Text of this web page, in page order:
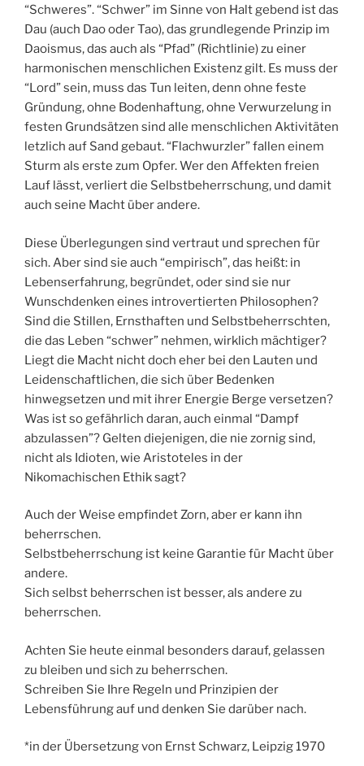
“Schweres”. “Schwer” im Sinne von Halt gebend ist das
Dau (auch Dao oder Tao), das grundlegende Prinzip im
Daoismus, das auch als “Pfad” (Richtlinie) zu einer
harmonischen menschlichen Existenz gilt. Es muss der
“Lord” sein, muss das Tun leiten, denn ohne feste
Gründung, ohne Bodenhaftung, ohne Verwurzelung in
festen Grundsätzen sind alle menschlichen Aktivitäten
letzlich auf Sand gebaut. “Flachwurzler” fallen einem
Sturm als erste zum Opfer. Wer den Affekten freien
Lauf lässt, verliert die Selbstbeherrschung, und damit
auch seine Macht über andere.
Diese Überlegungen sind vertraut und sprechen für
sich. Aber sind sie auch “empirisch”, das heißt: in
Lebenserfahrung, begründet, oder sind sie nur
Wunschdenken eines introvertierten Philosophen?
Sind die Stillen, Ernsthaften und Selbstbeherrschten,
die das Leben “schwer” nehmen, wirklich mächtiger?
Liegt die Macht nicht doch eher bei den Lauten und
Leidenschaftlichen, die sich über Bedenken
hinwegsetzen und mit ihrer Energie Berge versetzen?
Was ist so gefährlich daran, auch einmal “Dampf
abzulassen”? Gelten diejenigen, die nie zornig sind,
nicht als Idioten, wie Aristoteles in der
Nikomachischen Ethik sagt?
Auch der Weise empfindet Zorn, aber er kann ihn
beherrschen.
Selbstbeherrschung ist keine Garantie für Macht über
andere.
Sich selbst beherrschen ist besser, als andere zu
beherrschen.
Achten Sie heute einmal besonders darauf, gelassen
zu bleiben und sich zu beherrschen.
Schreiben Sie Ihre Regeln und Prinzipien der
Lebensführung auf und denken Sie darüber nach.
*in der Übersetzung von Ernst Schwarz, Leipzig 1970